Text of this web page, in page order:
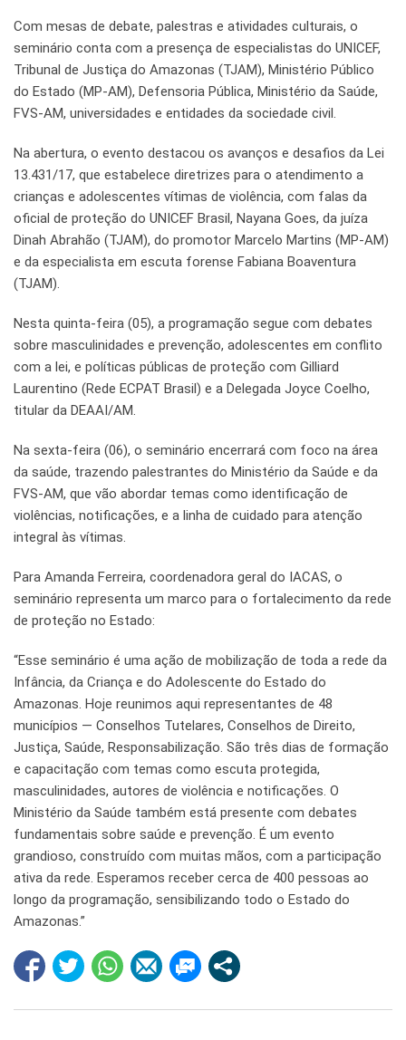
Com mesas de debate, palestras e atividades culturais, o
seminário conta com a presença de especialistas do UNICEF,
Tribunal de Justiça do Amazonas (TJAM), Ministério Público
do Estado (MP-AM), Defensoria Pública, Ministério da Saúde,
FVS-AM, universidades e entidades da sociedade civil.
Na abertura, o evento destacou os avanços e desafios da Lei
13.431/17, que estabelece diretrizes para o atendimento a
crianças e adolescentes vítimas de violência, com falas da
oficial de proteção do UNICEF Brasil, Nayana Goes, da juíza
Dinah Abrahão (TJAM), do promotor Marcelo Martins (MP-AM)
e da especialista em escuta forense Fabiana Boaventura
(TJAM).
Nesta quinta-feira (05), a programação segue com debates
sobre masculinidades e prevenção, adolescentes em conflito
com a lei, e políticas públicas de proteção com Gilliard
Laurentino (Rede ECPAT Brasil) e a Delegada Joyce Coelho,
titular da DEAAI/AM.
Na sexta-feira (06), o seminário encerrará com foco na área
da saúde, trazendo palestrantes do Ministério da Saúde e da
FVS-AM, que vão abordar temas como identificação de
violências, notificações, e a linha de cuidado para atenção
integral às vítimas.
Para Amanda Ferreira, coordenadora geral do IACAS, o
seminário representa um marco para o fortalecimento da rede
de proteção no Estado:
“Esse seminário é uma ação de mobilização de toda a rede da
Infância, da Criança e do Adolescente do Estado do
Amazonas. Hoje reunimos aqui representantes de 48
municípios — Conselhos Tutelares, Conselhos de Direito,
Justiça, Saúde, Responsabilização. São três dias de formação
e capacitação com temas como escuta protegida,
masculinidades, autores de violência e notificações. O
Ministério da Saúde também está presente com debates
fundamentais sobre saúde e prevenção. É um evento
grandioso, construído com muitas mãos, com a participação
ativa da rede. Esperamos receber cerca de 400 pessoas ao
longo da programação, sensibilizando todo o Estado do
Amazonas.”